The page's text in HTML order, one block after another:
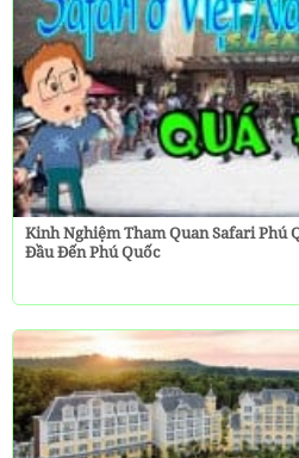
Kinh Nghiệm Tham Quan Safari Phú
Đầu Đến Phú Quốc